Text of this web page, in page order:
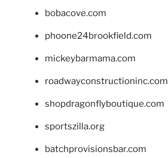
bobacove.com
phoone24brookfield.com
mickeybarmama.com
roadwayconstructioninc.com
shopdragonflyboutique.com
sportszilla.org
batchprovisionsbar.com